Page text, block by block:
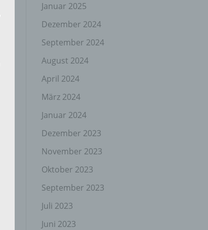
Januar 2025
Dezember 2024
September 2024
August 2024
April 2024
März 2024
Januar 2024
Dezember 2023
November 2023
Oktober 2023
September 2023
Juli 2023
Juni 2023